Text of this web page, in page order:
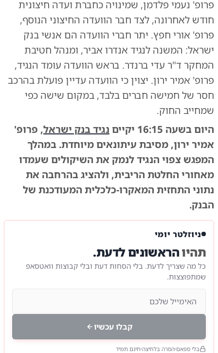
פרופ' נעמי פלדמן, שמינויה כחברת ועדה חיצונית
חודש לאחרונה, לצד חבר הוועדה החיצוני הנוסף,
פרופ' אורי חפץ. יתר חברי הוועדה הם אנשי בנק
ישראל: המשנה לנגיד אנדרו אביר, ומנהל חטיבת
המחקר ד"ר עדי ברנדר. בראש הוועדה עומד הנגיד,
פרופ' אמיר ירון. יצוין כי הוועדה עדיין פועלת בהרכב
חסר של חמישה חברים בלבד, במקום שישה כפי
שמחייב החוק.
היום בשעה 16:15 יקיים
נגיד בנק ישראל, פרופ'
אמיר ירון, מסיבת עיתונאים מיוחדת. במהלך
המפגש צפוי הנגיד לנמק את השיקולים שעמדו
מאחורי החלטת הריבית, ולהציג בהרחבה את
נתוני התחזית המאקרו-כלכלית המעודכנת של
הבנק.
ניוזלטר יומי
תהיוהראשונים לדעת.
כל מה שצריך לדעת. בלי הסחות דעת ובלי קבוצות וואטסאפ
שמתפוצצות.
קבלו עכשיו
בלי ספאם הסרה בלחיצה חינם תמיד